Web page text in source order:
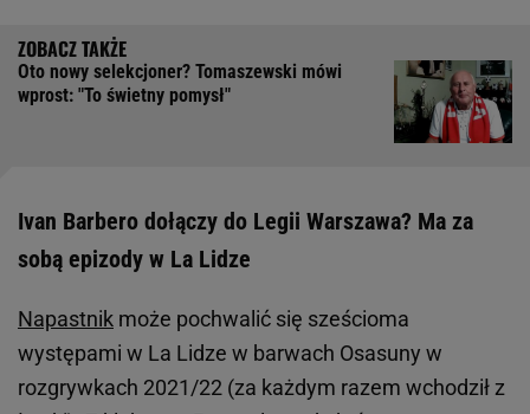
Oto nowy selekcjoner? Tomaszewski mówi
wprost: "To świetny pomysł"
Ivan Barbero dołączy do Legii Warszawa? Ma za
sobą epizody w La Lidze
Napastnik może pochwalić się sześcioma
występami w La Lidze w barwach Osasuny w
rozgrywkach 2021/22 (za każdym razem wchodził z